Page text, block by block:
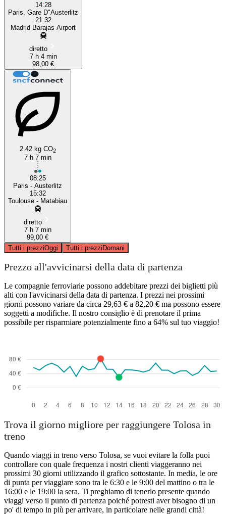
14:28
Paris, Gare D"Austerlitz
21:32
Madrid Barajas Airport
diretto
7 h 4 min
98,00 €
2.42 kg CO2
7 h 7 min
08:25
Paris - Austerlitz
15:32
Toulouse - Matabiau
diretto
7 h 7 min
99,00 €
Tutti i prezziOggi Tutti i prezziDomani
Prezzo all'avvicinarsi della data di partenza
Le compagnie ferroviarie possono addebitare prezzi dei biglietti più
alti con l'avvicinarsi della data di partenza. I prezzi nei prossimi
giorni possono variare da circa 29,63 € a 82,20 € ma possono essere
soggetti a modifiche. Il nostro consiglio è di prenotare il prima
possibile per risparmiare potenzialmente fino a 64% sul tuo viaggio!
Trova il giorno migliore per raggiungere Tolosa in
treno
Quando viaggi in treno verso Tolosa, se vuoi evitare la folla puoi
controllare con quale frequenza i nostri clienti viaggeranno nei
prossimi 30 giorni utilizzando il grafico sottostante. In media, le ore
di punta per viaggiare sono tra le 6:30 e le 9:00 del mattino o tra le
16:00 e le 19:00 la sera. Ti preghiamo di tenerlo presente quando
viaggi verso il punto di partenza poiché potresti aver bisogno di un
po' di tempo in più per arrivare, in particolare nelle grandi città!